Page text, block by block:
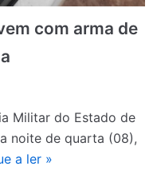
com arma de
Militar do Estado de
noite de quarta (08),
a ler »